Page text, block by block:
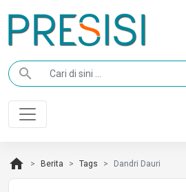
search
home Berita Tags Dandri Dauri